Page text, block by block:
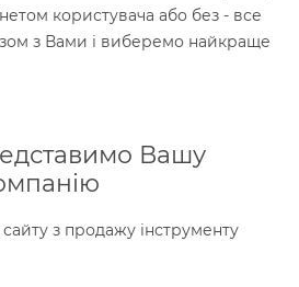
користувача або без - все
з Вами і виберемо найкраще
Вашу
з продажу інструменту